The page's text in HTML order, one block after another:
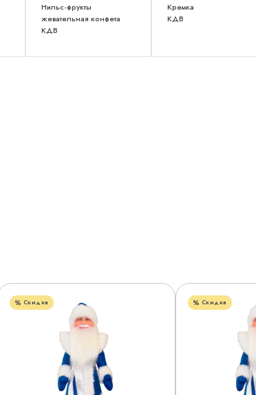
Нильс-фрукты
жевательная конфета
КДВ
Кремка
КДВ
Скидка Скидка